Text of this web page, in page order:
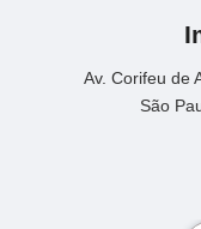
Av. Corifeu de
São